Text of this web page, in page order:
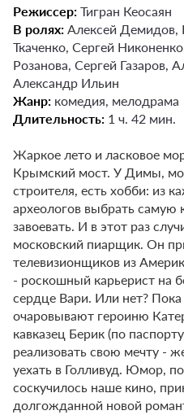
Режиссер:Тигран Кеосаян
В ролях:Алексей
Ткаченко, Сергей
Розанова, Сергей Газаров,
Александр Ильин
Жанр: комедия, мелодрама
Длительность: 1 ч. 42 мин.
Жаркое лето и ласковое
Крымский мост. У Димы,
строителя, есть хобби: из
археологов выбрать самую
завоевать. И в этот раз
московский пиарщик. Он
телевизионщиков из
- роскошный карьерист на
сердце Вари. Или нет?
очаровывают героиню
кавказец Берик (по
реализовать свою мечту -
уехать в Голливуд. Юмор,
соскучилось наше кино,
долгожданной новой